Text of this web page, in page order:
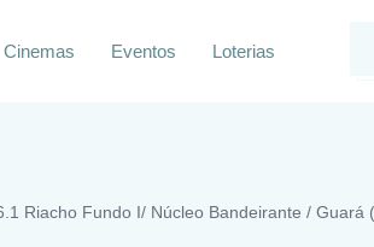
Cinemas Eventos Loterias
Riacho Fundo I/ Núcleo Bandeirante / Guará